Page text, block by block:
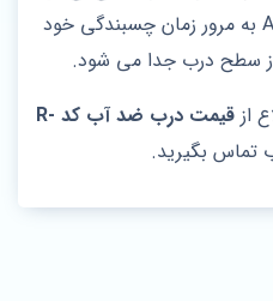
اس بالا نباشد، رویه ABS به مرور زمان چسبندگی خود
سطح درب جدا می شود.
از
قیمت درب ضد آب کد R-
تماس بگیرید.